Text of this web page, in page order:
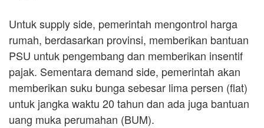
Untuk supply side, pemerintah mengontrol harga
rumah, berdasarkan provinsi, memberikan bantuan
PSU untuk pengembang dan memberikan insentif
pajak. Sementara demand side, pemerintah akan
memberikan suku bunga sebesar lima persen (flat)
untuk jangka waktu 20 tahun dan ada juga bantuan
uang muka perumahan (BUM).